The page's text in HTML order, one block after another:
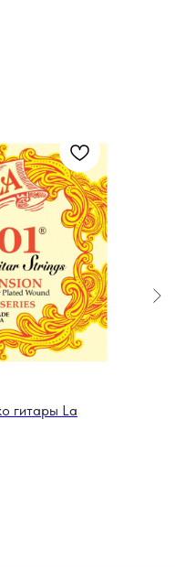
гитары La